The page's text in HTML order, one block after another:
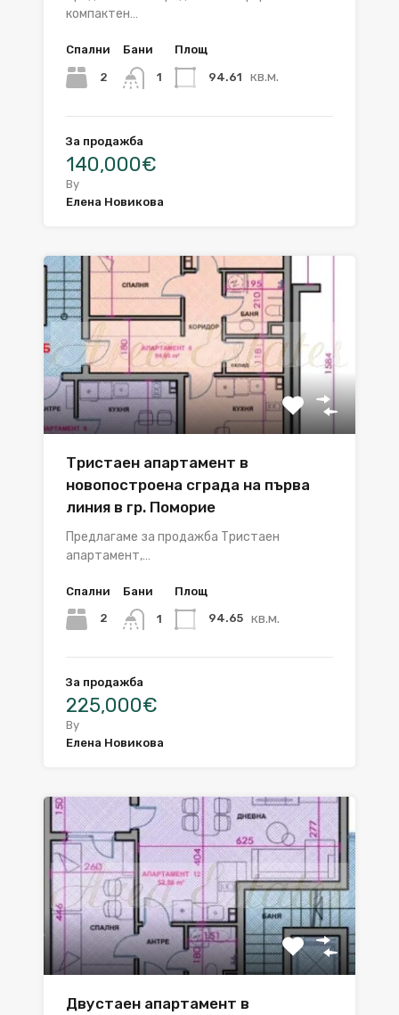
компактен…
Спални
2
Бани
1
Площ
94.61 кв.м.
За продажба
140,000€
By
Елена Новикова
Тристаен апартамент в
новопостроена сграда на първа
линия в гр. Поморие
Предлагаме за продажба Тристаен
апартамент,…
Спални
2
Бани
1
Площ
94.65 кв.м.
За продажба
225,000€
By
Елена Новикова
Двустаен апартамент в